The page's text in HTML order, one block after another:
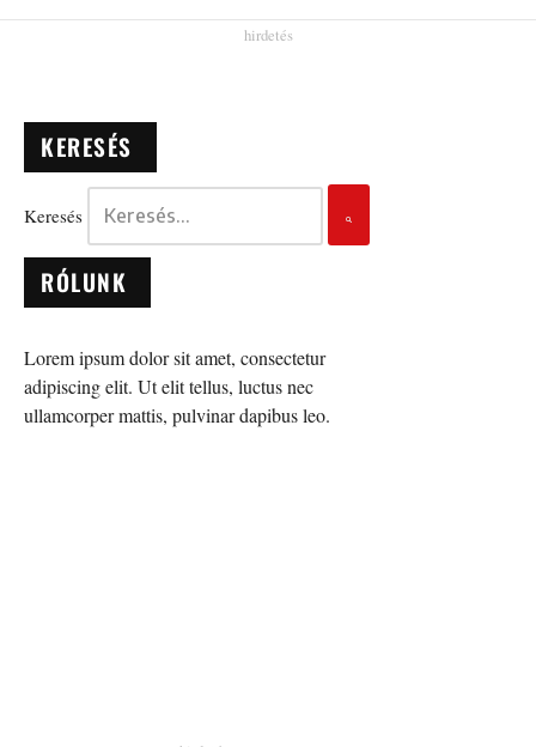
KERESÉS
Keresés
RÓLUNK
Lorem ipsum dolor sit amet, consectetur
adipiscing elit. Ut elit tellus, luctus nec
ullamcorper mattis, pulvinar dapibus leo.